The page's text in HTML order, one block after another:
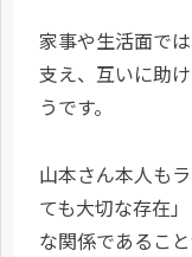
家事や生活面で
支え、互いに助
うです。
山本さん本人も
ても大切な存在
な関係であるこ